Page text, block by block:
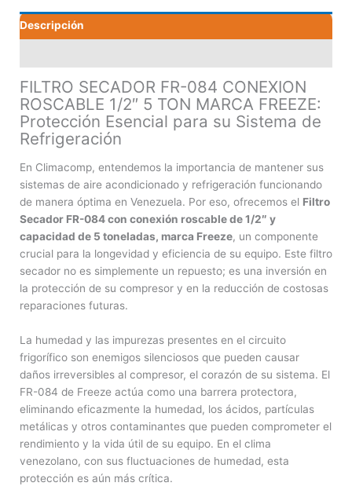
5
TON
cantidad
Descripción
FILTRO SECADOR FR-084 CONEXION
ROSCABLE 1/2″ 5 TON MARCA FREEZE:
Protección Esencial para su Sistema de
Refrigeración
En Climacomp, entendemos la importancia de mantener sus
sistemas de aire acondicionado y refrigeración funcionando
de manera óptima en Venezuela. Por eso, ofrecemos el Filtro
Secador FR-084 con conexión roscable de 1/2″ y
capacidad de 5 toneladas, marca Freeze, un componente
crucial para la longevidad y eficiencia de su equipo. Este filtro
secador no es simplemente un repuesto; es una inversión en
la protección de su compresor y en la reducción de costosas
reparaciones futuras.
La humedad y las impurezas presentes en el circuito
frigorífico son enemigos silenciosos que pueden causar
daños irreversibles al compresor, el corazón de su sistema. El
FR-084 de Freeze actúa como una barrera protectora,
eliminando eficazmente la humedad, los ácidos, partículas
metálicas y otros contaminantes que pueden comprometer el
rendimiento y la vida útil de su equipo. En el clima
venezolano, con sus fluctuaciones de humedad, esta
protección es aún más crítica.